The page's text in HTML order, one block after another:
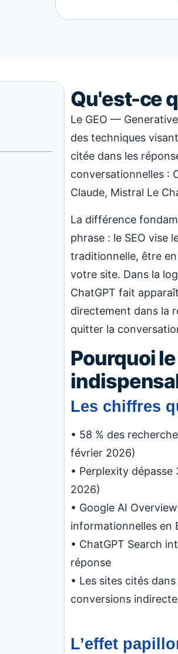
Qu'est-ce
Le GEO —
des techniques
citée dans les
conversationnelles :
Claude, Mistral Le
La différence
phrase : le SEO vise
traditionnelle, être
votre site. Dans la
ChatGPT fait
directement dans la
quitter la
Pourquoi
Les chiffres
• 58 % des
février 2026)
• Perplexity dépasse
2026)
• Google AI
informationnelles en
• ChatGPT Search
réponse
• Les sites cités
conversions
L’effet